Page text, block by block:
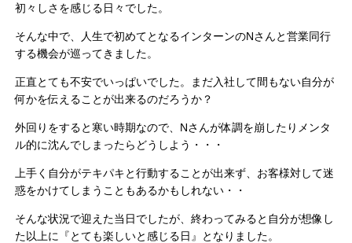
初々しさを感じる日々でした。
そんな中で、人生で初めてとなるインターンのNさんと営業同行
する機会が巡ってきました。
正直とても不安でいっぱいでした。まだ入社して間もない自分が
何かを伝えることが出来るのだろうか？
外回りをすると寒い時期なので、Nさんが体調を崩したりメンタ
ル的に沈んでしまったらどうしよう・・・
上手く自分がテキパキと行動することが出来ず、お客様対して迷
惑をかけてしまうこともあるかもしれない・・
そんな状況で迎えた当日でしたが、終わってみると自分が想像し
た以上に『とても楽しいと感じる日』となりました。